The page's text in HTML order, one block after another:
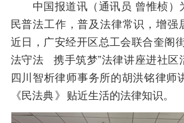
中国报道讯（通讯员 曾惟桢）
民普法工作，普及法律常识，增强
近日，广安经开区总工会联合奎阁
法守法 携手筑梦”法律讲座进社区
四川智析律师事务所的胡洪铭律师
《民法典》 贴近生活的法律知识。